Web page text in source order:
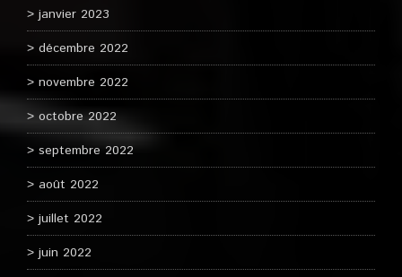
janvier 2023
décembre 2022
novembre 2022
octobre 2022
septembre 2022
août 2022
juillet 2022
juin 2022